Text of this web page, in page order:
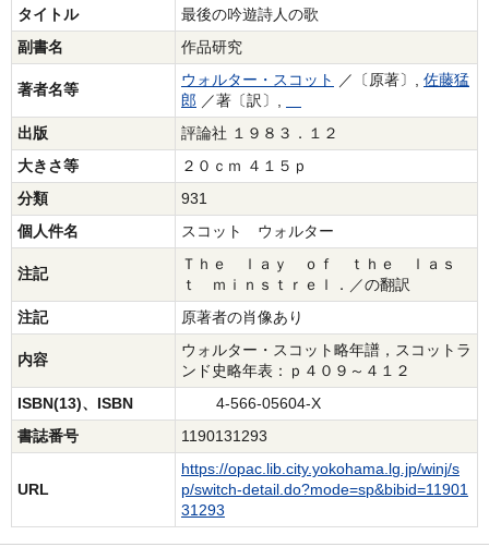
タイトル
最後の吟遊詩人の歌
副書名
作品研究
著者名等
ウォルター・スコット ／〔原著〕, 佐藤猛
郎 ／著〔訳〕,
出版
評論社 １９８３．１２
大きさ等
２０ｃｍ ４１５ｐ
分類
931
個人件名
スコット ウォルター
注記
Ｔｈｅ ｌａｙ ｏｆ ｔｈｅ ｌａｓ
ｔ ｍｉｎｓｔｒｅｌ．／の翻訳
注記
原著者の肖像あり
内容
ウォルター・スコット略年譜，スコットラ
ンド史略年表：ｐ４０９～４１２
ISBN(13)、ISBN
4-566-05604-X
書誌番号
1190131293
URL
https://opac.lib.city.yokohama.lg.jp/winj/s
p/switch-detail.do?mode=sp&bibid=11901
31293